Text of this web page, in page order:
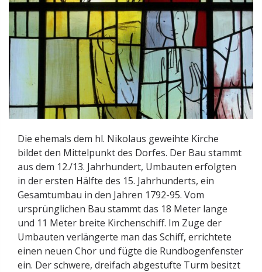
Die ehemals dem hl. Nikolaus geweihte Kirche
bildet den Mittelpunkt des Dorfes. Der Bau stammt
aus dem 12./13. Jahrhundert, Umbauten erfolgten
in der ersten Hälfte des 15. Jahrhunderts, ein
Gesamtumbau in den Jahren 1792-95. Vom
ursprünglichen Bau stammt das 18 Meter lange
und 11 Meter breite Kirchenschiff. Im Zuge der
Umbauten verlängerte man das Schiff, errichtete
einen neuen Chor und fügte die Rundbogenfenster
ein. Der schwere, dreifach abgestufte Turm besitzt